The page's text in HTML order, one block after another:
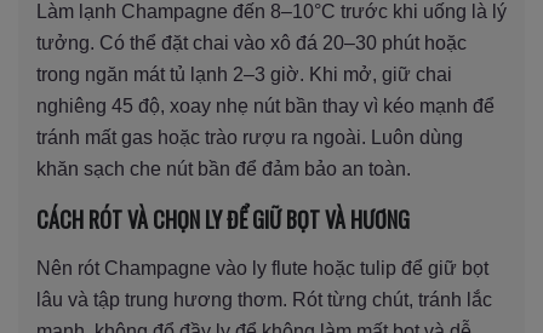
Làm lạnh Champagne đến 8–10°C trước khi uống là lý
tưởng. Có thể đặt chai vào xô đá 20–30 phút hoặc
trong ngăn mát tủ lạnh 2–3 giờ. Khi mở, giữ chai
nghiêng 45 độ, xoay nhẹ nút bần thay vì kéo mạnh để
tránh mất gas hoặc trào rượu ra ngoài. Luôn dùng
khăn sạch che nút bần để đảm bảo an toàn.
CÁCH RÓT VÀ CHỌN LY ĐỂ GIỮ BỌT VÀ HƯƠNG
Nên rót Champagne vào ly flute hoặc tulip để giữ bọt
lâu và tập trung hương thơm. Rót từng chút, tránh lắc